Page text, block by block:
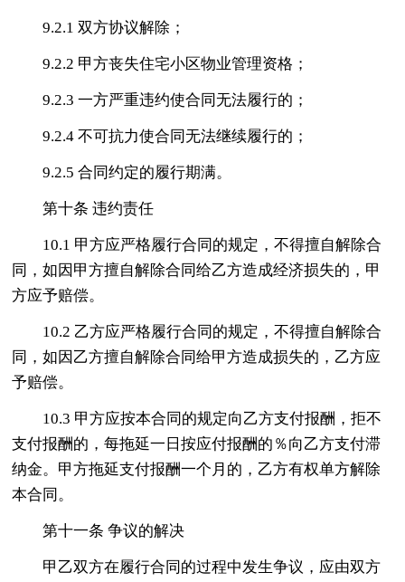
9.2.1 双方协议解除；
9.2.2 甲方丧失住宅小区物业管理资格；
9.2.3 一方严重违约使合同无法履行的；
9.2.4 不可抗力使合同无法继续履行的；
9.2.5 合同约定的履行期满。
第十条 违约责任
10.1 甲方应严格履行合同的规定，不得擅自解除合
同，如因甲方擅自解除合同给乙方造成经济损失的，甲
方应予赔偿。
10.2 乙方应严格履行合同的规定，不得擅自解除合
同，如因乙方擅自解除合同给甲方造成损失的，乙方应
予赔偿。
10.3 甲方应按本合同的规定向乙方支付报酬，拒不
支付报酬的，每拖延一日按应付报酬的％向乙方支付滞
纳金。甲方拖延支付报酬一个月的，乙方有权单方解除
本合同。
第十一条 争议的解决
甲乙双方在履行合同的过程中发生争议，应由双方